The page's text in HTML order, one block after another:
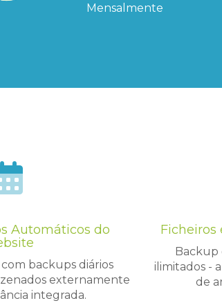
Mensalmente
Automáticos do
backups diários
externamente
integrada.
Ficheiros
Backup
ilimitados -
de